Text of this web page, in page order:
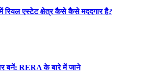
में रियल एस्टेट क्षेत्र कैसे कैसे मददगार है?
बनें: RERA के बारे में जाने